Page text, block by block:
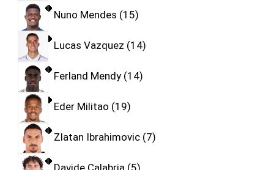
Nuno Mendes 15
Lucas Vazquez 14
Ferland Mendy 14
Eder Militao 19
Zlatan Ibrahimovic 7
Davide Calabria 5